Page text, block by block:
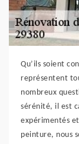
Qu’ils soient
représentent
nombreux
sérénité, il est
expérimentés
peinture, nous